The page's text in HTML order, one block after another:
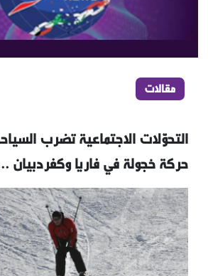
مقالات
التحوّلات الاجتماعية تضرب
حركة خجولة في فاريا وكفردبيان